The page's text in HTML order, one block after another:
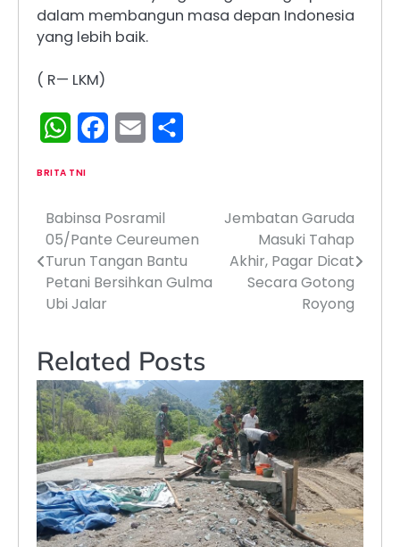
dalam membangun masa depan Indonesia
yang lebih baik.
( R— LKM)
WhatsAppFacebook
Email
BRITA TNI
Navigasi
pos
Babinsa Posramil
05/Pante Ceureumen
Turun Tangan Bantu
Petani Bersihkan Gulma
Ubi Jalar
Jembatan Garuda
Masuki Tahap
Akhir, Pagar Dicat
Secara Gotong
Royong
Related Posts